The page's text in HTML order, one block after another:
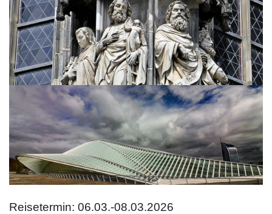
Reisetermin: 06.03.-08.03.2026